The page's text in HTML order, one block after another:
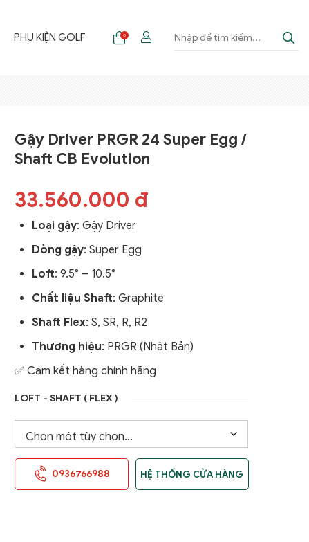
PHỤ KIỆN GOLF 0
Gậy Driver PRGR 24 Super Egg /
Shaft CB Evolution
33.560.000 đ
Loại gậy: Gậy Driver
Dòng gậy: Super Egg
Loft: 9.5° – 10.5°
Chất liệu Shaft: Graphite
Shaft Flex: S, SR, R, R2
Thương hiệu: PRGR (Nhật Bản)
✅ Cam kết hàng chính hãng
LOFT - SHAFT ( FLEX )
0936766988 HỆ THỐNG CỬA HÀNG